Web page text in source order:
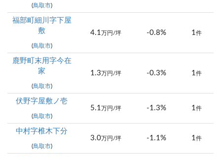
(鳥取市)
福部町細川字下屋
敷
(鳥取市)
4.1 万円/坪 -0.8% 1件
鹿野町末用字今在
家
(鳥取市)
1.3 万円/坪 -0.3% 1件
伏野字屋敷ノ壱
(鳥取市)
5.1 万円/坪 -1.3% 1件
中村字椎木下分
(鳥取市)
3.0万円/坪 -1.1% 1件